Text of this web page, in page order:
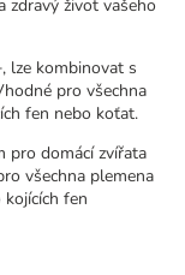
zdravý život vašeho
lze kombinovat s
pro všechna
fen nebo koťat.
pro domácí zvířata
všechna plemena
fen